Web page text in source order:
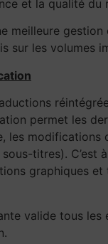
et la qualité du
meilleure gestion
sur les volumes
permet les
les modifications
titres). C’est
graphiques
valide tous les